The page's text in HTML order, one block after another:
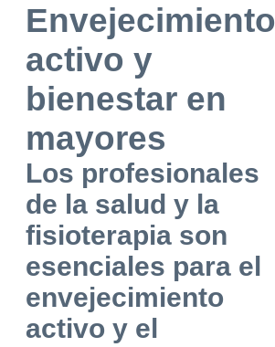
Envejecimiento
activo y
bienestar en
mayores
Los profesionales
de la salud y la
fisioterapia son
esenciales para el
envejecimiento
activo y el